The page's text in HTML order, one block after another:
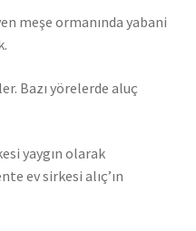
meşe ormanında yabani
Bazı yörelerde aluç
yaygın olarak
ev sirkesi alıç’ın